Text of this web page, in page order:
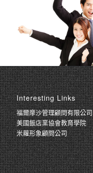
Interesting Links
福爾摩沙管理顧問有限公司
美國飯店業協會教育學院
米蘿形象顧問公司